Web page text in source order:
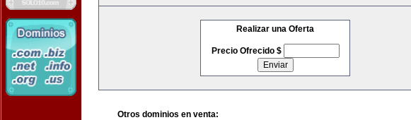
Realizar una Oferta
Precio Ofrecido $
Otros dominios en venta: